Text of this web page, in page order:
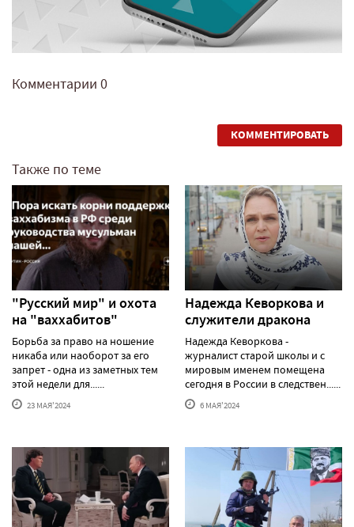
Комментарии 0
КОММЕНТИРОВАТЬ
Также по теме
"Русский мир" и охота
на "ваххабитов"
Борьба за право на ношение
никаба или наоборот за его
запрет - одна из заметных тем
этой недели для......
23 МАЯ'2024
Надежда Кеворкова и
служители дракона
Надежда Кеворкова -
журналист старой школы и с
мировым именем помещена
сегодня в России в следствен......
6 МАЯ'2024